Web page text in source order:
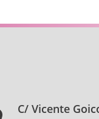
C/ Vicente